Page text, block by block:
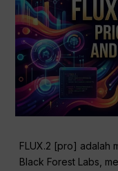
FLUX.2 [pro] adalah
Black Forest Labs,